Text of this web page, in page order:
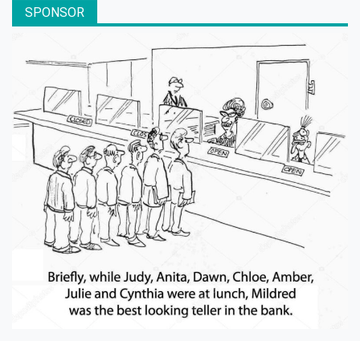
SPONSOR